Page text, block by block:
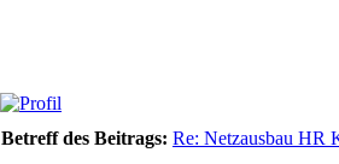
Betreff des Beitrags: Re: Netzausbau HR